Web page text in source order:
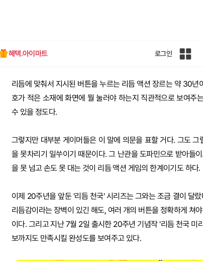
혜택.아이마트 로그인
인
체
사
이
리듬에 맞춰서 지시된 버튼을 누르는 리듬 액션 장르는 약 30
호가 적은 소재에 화면에 뭘 눌러야 하는지 직관적으로 보여
수 있을 정도다.
그렇지만 대부분 게이머들은 이 말에 의문을 표할 거다. 그도
을 못차리기 일쑤이기 때문이다. 그 난관을 도파민으로 받아들
을 못 넘고 손도 못 대는 것이 리듬 액션 게임의 한계이기도 하다.
이제 20주년을 앞둔 '리듬 천국' 시리즈는 그와는 조금 결이 달
리듬감이라는 장벽이 있긴 해도, 여러 개의 버튼을 정확하게 쳐
이다. 그리고 지난 7월 2일 출시한 20주년 기념작 '리듬 천국
보까지도 만족시킬 완성도를 보여주고 있다.